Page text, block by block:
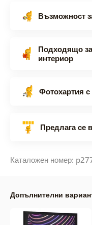
Възможност
Подходящо
интериор
Фотохартия
Предлага се
Каталожен номер:
Допълнителни